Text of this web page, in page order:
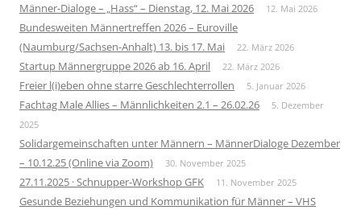
Männer-Dialoge – „Hass“ – Dienstag, 12. Mai 2026 12. Mai 2026
Bundesweiten Männertreffen 2026 – Euroville
(Naumburg/Sachsen-Anhalt) 13. bis 17. Mai
22. März 2026
Startup Männergruppe 2026 ab 16. April 22. März 2026
Freier l(i)eben ohne starre Geschlechterrollen 5. Januar 2026
Fachtag Male Allies – Männlichkeiten 2.1 – 26.02.26
5. Dezember
2025
Solidargemeinschaften unter Männern – MännerDialoge Dezember
– 10.12.25 (Online via Zoom)
30. November 2025
27.11.2025 · Schnupper-Workshop GFK 11. November 2025
Gesunde Beziehungen und Kommunikation für Männer – VHS